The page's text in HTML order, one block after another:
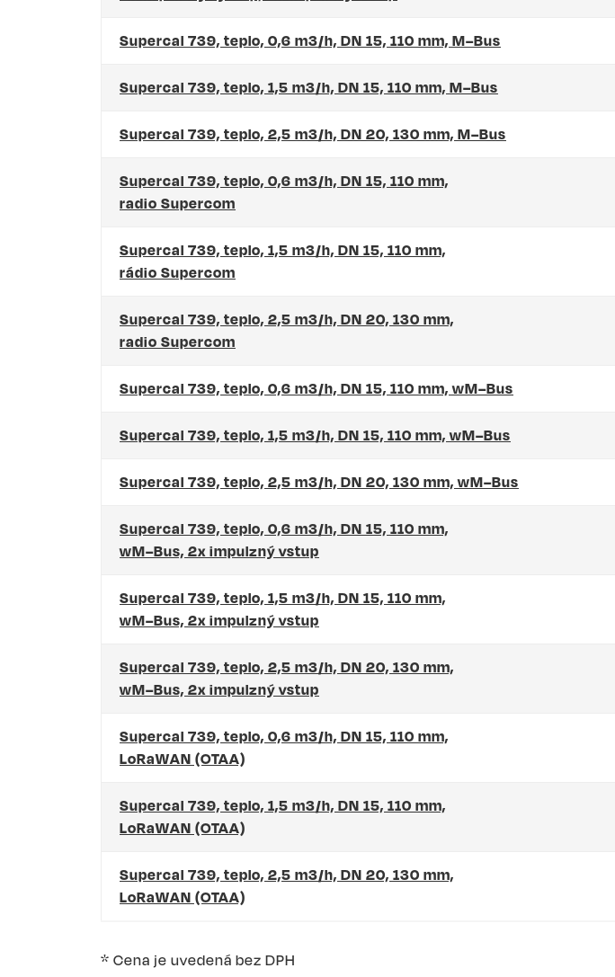
Supercal 739, teplo, 0,6 m3/h, DN 15, 110 mm, M–Bus
Supercal 739, teplo, 1,5 m3/h, DN 15, 110 mm, M–Bus
Supercal 739, teplo, 2,5 m3/h, DN 20, 130 mm, M–Bus
Supercal 739, teplo, 0,6 m3/h, DN 15, 110 mm,
radio Supercom
Supercal 739, teplo, 1,5 m3/h, DN 15, 110 mm,
rádio Supercom
Supercal 739, teplo, 2,5 m3/h, DN 20, 130 mm,
radio Supercom
Supercal 739, teplo, 0,6 m3/h, DN 15, 110 mm, wM–Bus
Supercal 739, teplo, 1,5 m3/h, DN 15, 110 mm, wM–Bus
Supercal 739, teplo, 2,5 m3/h, DN 20, 130 mm, wM–Bus
Supercal 739, teplo, 0,6 m3/h, DN 15, 110 mm,
wM–Bus, 2x impulzný vstup
Supercal 739, teplo, 1,5 m3/h, DN 15, 110 mm,
wM–Bus, 2x impulzný vstup
Supercal 739, teplo, 2,5 m3/h, DN 20, 130 mm,
wM–Bus, 2x impulzný vstup
Supercal 739, teplo, 0,6 m3/h, DN 15, 110 mm,
LoRaWAN (OTAA)
Supercal 739, teplo, 1,5 m3/h, DN 15, 110 mm,
LoRaWAN (OTAA)
Supercal 739, teplo, 2,5 m3/h, DN 20, 130 mm,
LoRaWAN (OTAA)
* Cena je uvedená bez DPH